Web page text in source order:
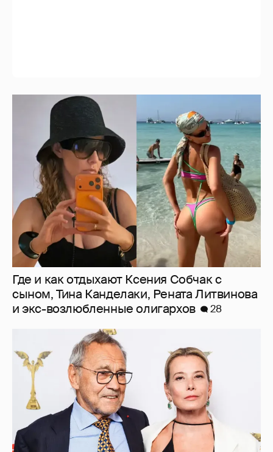
Где и как отдыхают Ксения Собчак с
сыном, Тина Канделаки, Рената Литвинова
и экс-возлюбленные олигархов
28
В сети появилось архивное фото Андрея
Кончаловского и Юлии Высоцкой на
отдыхе в Италии
12